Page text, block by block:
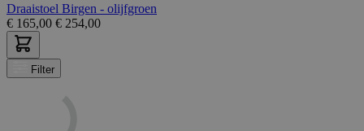
Draaistoel Birgen - olijfgroen
€ 165,00 € 254,00
Filter